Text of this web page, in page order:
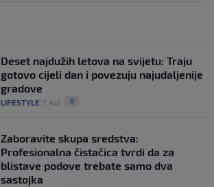
Deset najdužih letova na svijetu: Traju
gotovo cijeli dan i povezuju najudaljenije
gradove
LIFESTYLE 7. kol. 0
Zaboravite skupa sredstva:
Profesionalna čistačica tvrdi da za
blistave podove trebate samo dva
sastojka